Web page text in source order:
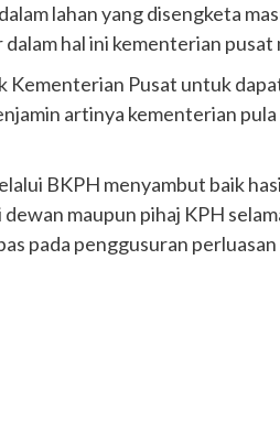
lahan yang disengketa
hal ini kementerian
Kementerian Pusat untuk
artinya kementerian
BKPH menyambut baik
maupun pihaj KPH
pada penggusuran